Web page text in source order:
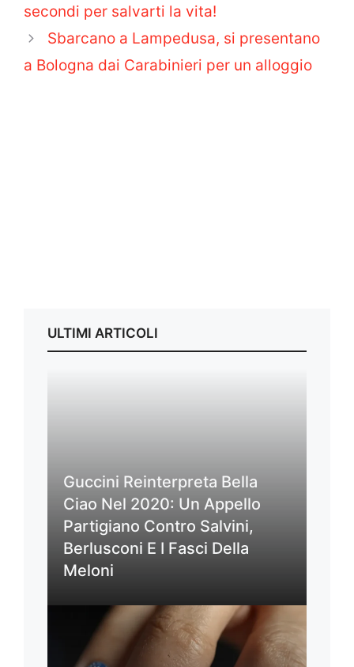
secondi per salvarti la vita!
Sbarcano a Lampedusa, si presentano
a Bologna dai Carabinieri per un alloggio
ULTIMI ARTICOLI
Guccini Reinterpreta Bella
Ciao Nel 2020: Un Appello
Partigiano Contro Salvini,
Berlusconi E I Fasci Della
Meloni